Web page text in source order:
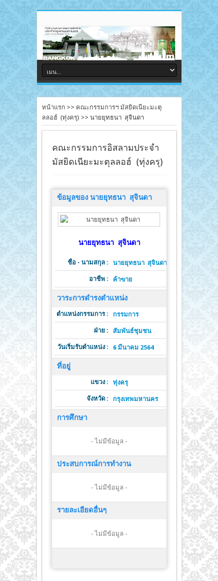
หน้าแรก >> คณะกรรมการฯ มัสยิดเนียะมะตุ
ลลอฮ์ (ทุ่งครุ) >> นายยุทธนา สุจินดา
คณะกรรมการอิสลามประจำ
มัสยิดเนียะมะตุลลอฮ์ (ทุ่งครุ)
ข้อมูลของ นายยุทธนา สุจินดา
นายยุทธนา สุจินดา
ชื่อ - นามสกุล : นายยุทธนา สุจินดา
อาชีพ : ค้าฃาย
วาระการดำรงตำแหน่ง
ตำแหน่งกรรมการ : กรรมการ
ฝ่าย : สัมพันธ์ชุมชน
วันเริ่มรับตำแหน่ง : 6 มีนาคม 2564
ที่อยู่
แขวง : ทุ่งครุ
จังหวัด : กรุงเทพมหานคร
การศึกษา
- ไม่มีข้อมูล -
ประสบการณ์การทำงาน
- ไม่มีข้อมูล -
รายละเอียดอื่นๆ
- ไม่มีข้อมูล -